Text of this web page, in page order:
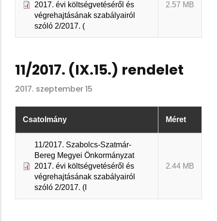
2017. évi költségvetéséről és
végrehajtásának szabályairól
szóló 2/2017. (
2.57 MB
11/2017. (IX.15.) rendelet
2017. szeptember 15
Csatolmány Méret
11/2017. Szabolcs-Szatmár-
Bereg Megyei Önkormányzat
2017. évi költségvetéséről és
végrehajtásának szabályairól
szóló 2/2017. (I
2.44 MB